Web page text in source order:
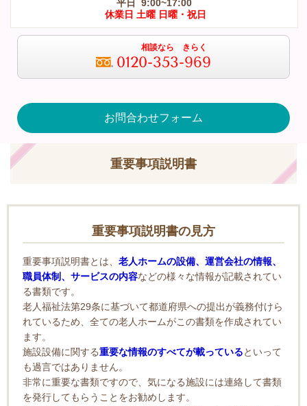
平日 9:00~17:00
休業日 土曜 日曜・祝日
相談なら きらく
0120-353-969
お問合わせフォーム
重要事項説明書
重要事項説明書の見方
重要事項説明書とは、 老人ホームの設備、運営会社の情報、
職員体制、サービスの内容などの様々な情報が記載されてい
る書類です。
老人福祉法第29条に基づいて都道府県への提出が義務付けら
れているため、全ての老人ホームがこの書類を作成されてい
ます。
施設設備に関する重要な情報のすべてが載っているといって
も過言ではありません。
非常に重要な書類ですので、気になる施設には連絡して書類
を発行してもらうことをお勧めします。